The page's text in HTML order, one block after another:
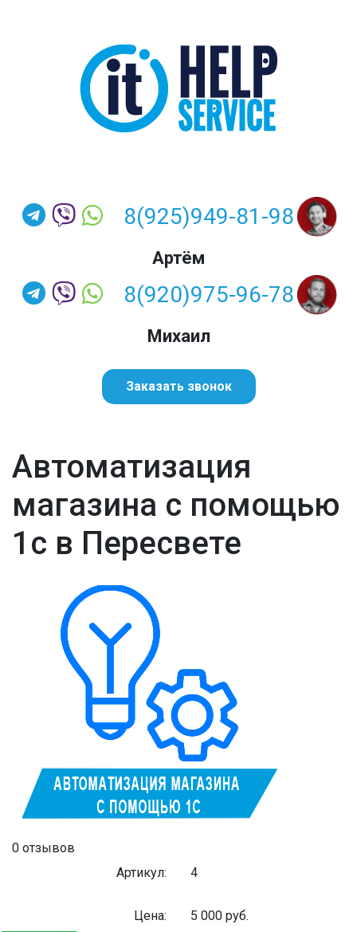
8(925)949-81-98
Артём
8(920)975-96-78
Михаил
Заказать звонок
Автоматизация
магазина с помощью
1с в Пересвете
0 отзывов
Артикул:
4
Цена: 5 000 руб.